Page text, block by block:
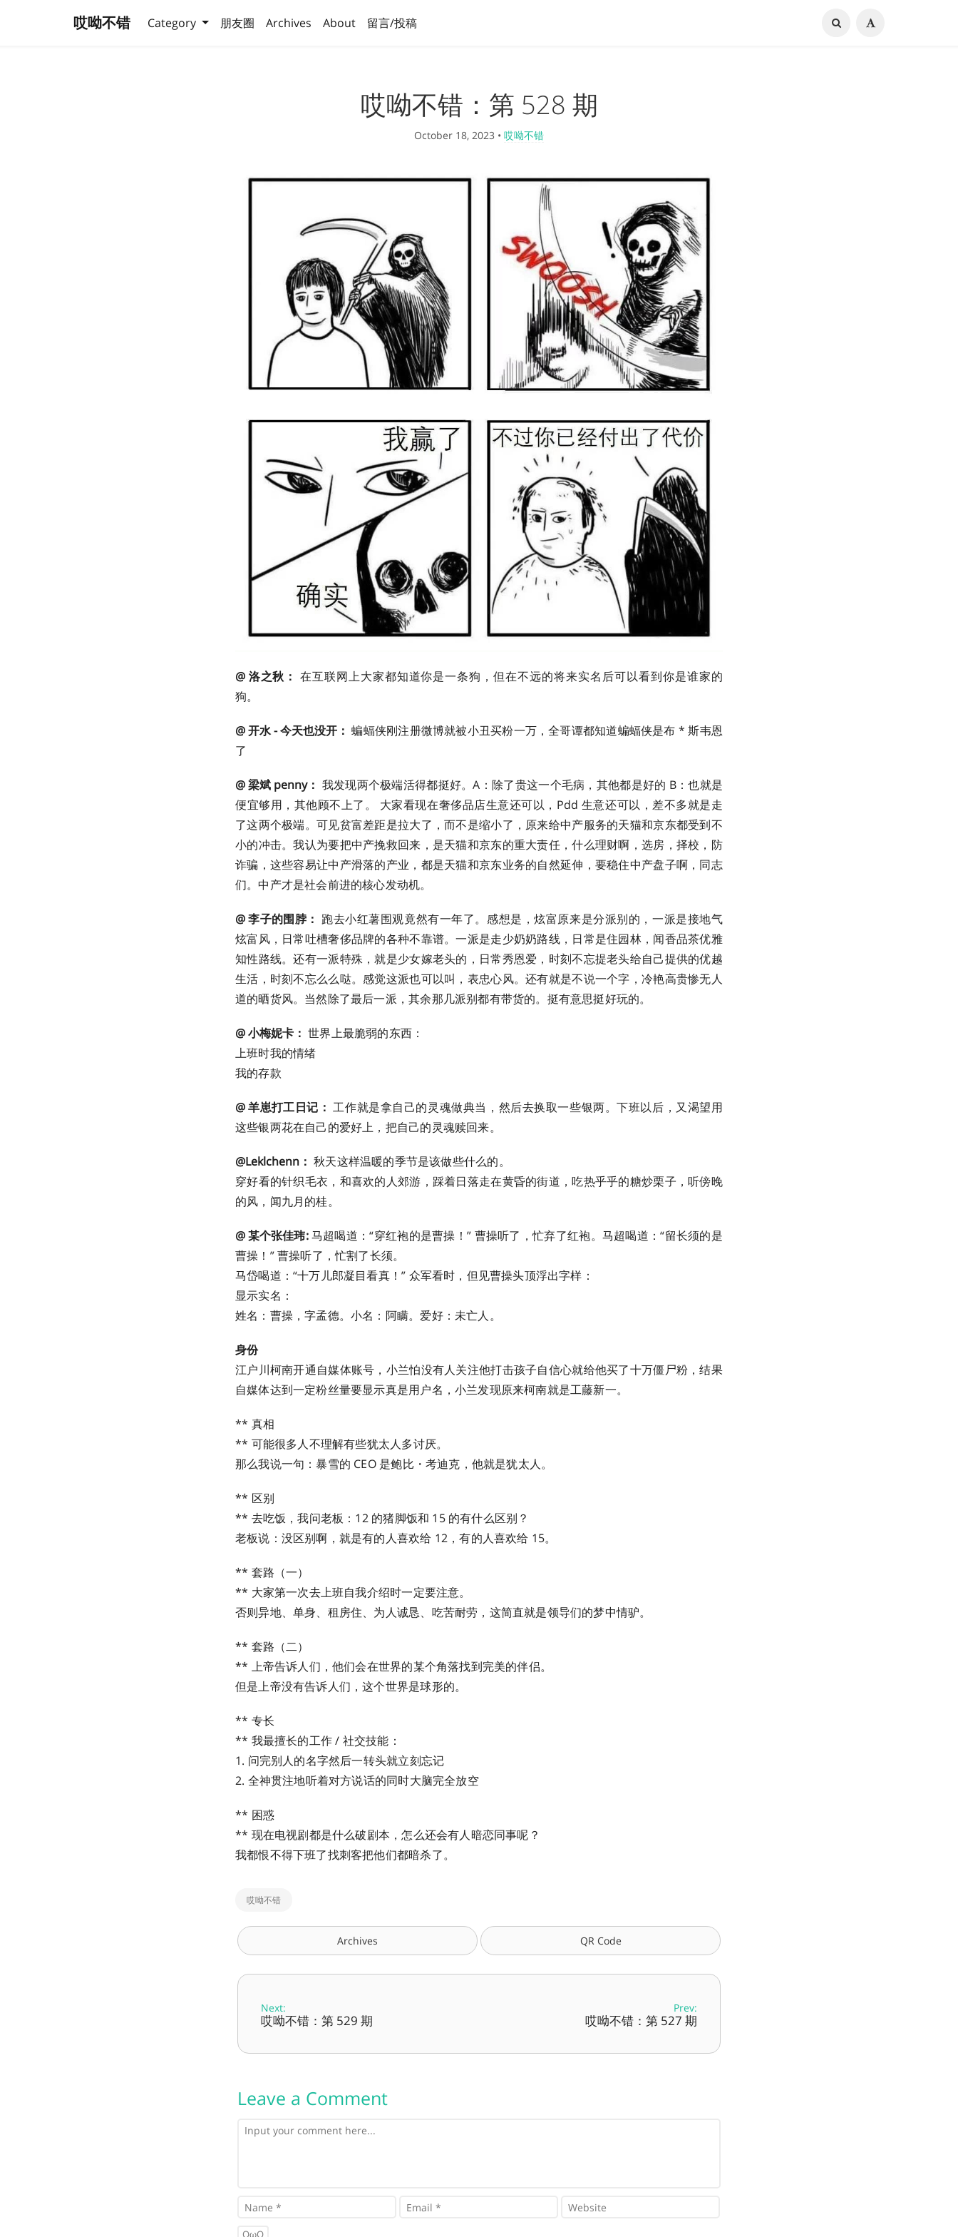
哎呦不错 Category 朋友圈 Archives About 留言/投稿
哎呦不错：第 528 期
October 18, 2023 • 哎呦不错
@ 洛之秋： 在互联网上大家都知道你是一条狗，但在不远的将来实名后可以看到你是谁家的
狗。
@ 开水 - 今天也没开： 蝙蝠侠刚注册微博就被小丑买粉一万，全哥谭都知道蝙蝠侠是布 * 斯韦恩
了
@ 梁斌 penny： 我发现两个极端活得都挺好。A：除了贵这一个毛病，其他都是好的 B：也就是
便宜够用，其他顾不上了。 大家看现在奢侈品店生意还可以，Pdd 生意还可以，差不多就是走
了这两个极端。可见贫富差距是拉大了，而不是缩小了，原来给中产服务的天猫和京东都受到不
小的冲击。我认为要把中产挽救回来，是天猫和京东的重大责任，什么理财啊，选房，择校，防
诈骗，这些容易让中产滑落的产业，都是天猫和京东业务的自然延伸，要稳住中产盘子啊，同志
们。中产才是社会前进的核心发动机。
@ 李子的围脖： 跑去小红薯围观竟然有一年了。感想是，炫富原来是分派别的，一派是接地气
炫富风，日常吐槽奢侈品牌的各种不靠谱。一派是走少奶奶路线，日常是住园林，闻香品茶优雅
知性路线。还有一派特殊，就是少女嫁老头的，日常秀恩爱，时刻不忘提老头给自己提供的优越
生活，时刻不忘么么哒。感觉这派也可以叫，表忠心风。还有就是不说一个字，冷艳高贵惨无人
道的晒货风。当然除了最后一派，其余那几派别都有带货的。挺有意思挺好玩的。
@ 小梅妮卡： 世界上最脆弱的东西：
上班时我的情绪
我的存款
@ 羊崽打工日记： 工作就是拿自己的灵魂做典当，然后去换取一些银两。下班以后，又渴望用
这些银两花在自己的爱好上，把自己的灵魂赎回来。 ​​​
@Leklchenn： 秋天这样温暖的季节是该做些什么的。
穿好看的针织毛衣，和喜欢的人郊游，踩着日落走在黄昏的街道，吃热乎乎的糖炒栗子，听傍晚
的风，闻九月的桂。 ​​​
@ 某个张佳玮:马超喝道：“穿红袍的是曹操！” 曹操听了，忙弃了红袍。马超喝道：“留长须的是
曹操！” 曹操听了，忙割了长须。
马岱喝道：“十万儿郎凝目看真！” 众军看时，但见曹操头顶浮出字样：
显示实名：
姓名：曹操，字孟德。小名：阿瞒。爱好：未亡人。
身份
江户川柯南开通自媒体账号，小兰怕没有人关注他打击孩子自信心就给他买了十万僵尸粉，结果
自媒体达到一定粉丝量要显示真是用户名，小兰发现原来柯南就是工藤新一。
** 真相
** 可能很多人不理解有些犹太人多讨厌。
那么我说一句：暴雪的 CEO 是鲍比・考迪克，他就是犹太人。
** 区别
** 去吃饭，我问老板：12 的猪脚饭和 15 的有什么区别？
老板说：没区别啊，就是有的人喜欢给 12，有的人喜欢给 15。
** 套路（一）
** 大家第一次去上班自我介绍时一定要注意。
否则异地、单身、租房住、为人诚恳、吃苦耐劳，这简直就是领导们的梦中情驴。
** 套路（二）
** 上帝告诉人们，他们会在世界的某个角落找到完美的伴侣。
但是上帝没有告诉人们，这个世界是球形的。
** 专长
** 我最擅长的工作 / 社交技能：
1. 问完别人的名字然后一转头就立刻忘记
2. 全神贯注地听着对方说话的同时大脑完全放空
** 困惑
** 现在电视剧都是什么破剧本，怎么还会有人暗恋同事呢？
我都恨不得下班了找刺客把他们都暗杀了。
哎呦不错
Archives QR Code
Next:
哎呦不错：第 529 期
Prev:
哎呦不错：第 527 期
Leave a Comment